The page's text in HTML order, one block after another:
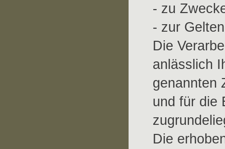
- zu
- zur
Die
anlässlich
genannten
und für die
Die